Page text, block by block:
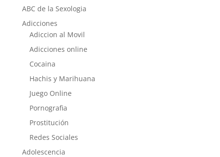
ABC de la Sexologia
Adicciones
Adiccion al Movil
Adicciones online
Cocaina
Hachis y Marihuana
Juego Online
Pornografia
Prostitución
Redes Sociales
Adolescencia